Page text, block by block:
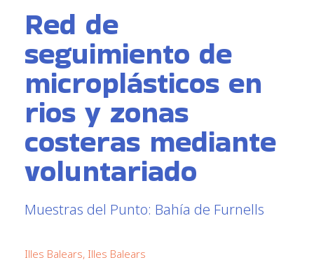
Red de
seguimiento de
microplásticos en
rios y zonas
costeras mediante
voluntariado
Muestras del Punto: Bahía de Furnells
Illes Balears, Illes Balears